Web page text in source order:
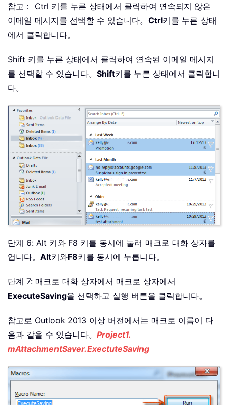
참고： Ctrl 키를 누른 상태에서 클릭하여 연속되지 않은
이메일 메시지를 선택할 수 있습니다。 Ctrl키를 누른 상태
에서 클릭합니다。
Shift 키를 누른 상태에서 클릭하여 연속된 이메일 메시지
를 선택할 수 있습니다。 Shift키를 누른 상태에서 클릭합니
다。
단계 6: Alt 키와 F8 키를 동시에 눌러 매크로 대화 상자를
엽니다。 Alt키와F8키를 동시에 누릅니다。
단계 7: 매크로 대화 상자에서 매크로 상자에서
ExecuteSaving을 선택하고 실행 버튼을 클릭합니다。
참고로 Outlook 2013 이상 버전에서는 매크로 이름이 다
음과 같을 수 있습니다。 Project1.
mAttachmentSaver.ExectuteSaving